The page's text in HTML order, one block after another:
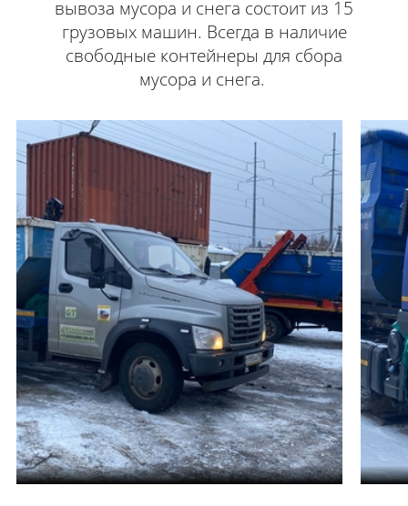
вывоза мусора и снега состоит из 15
грузовых машин. Всегда в наличие
свободные контейнеры для сбора
мусора и снега.